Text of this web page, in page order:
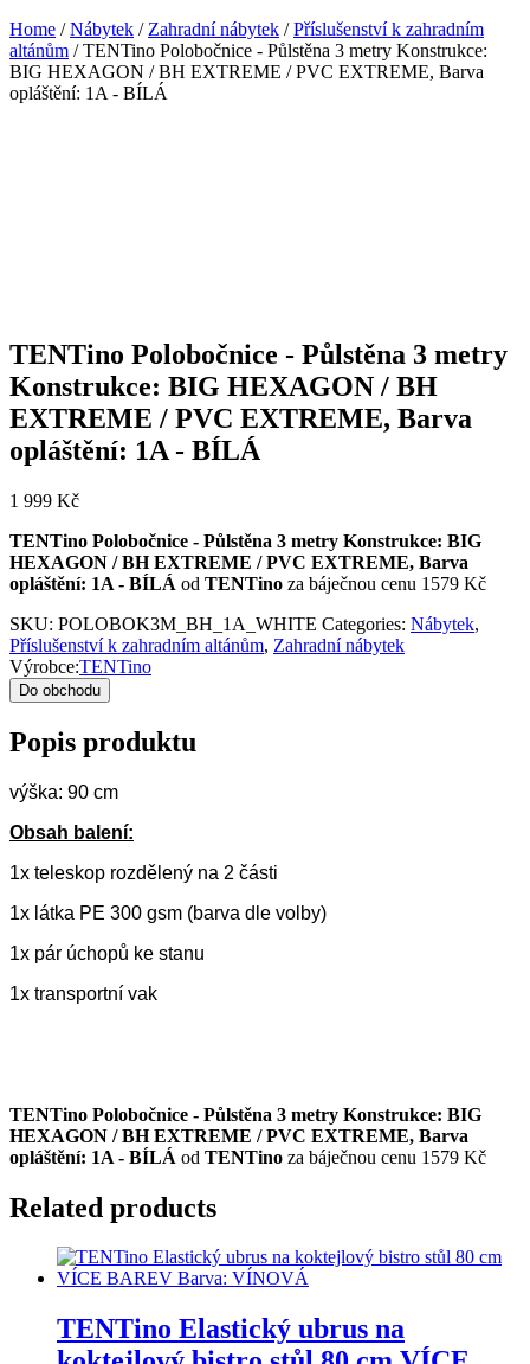
Home /Nábytek / Zahradní nábytek /Příslušenství k zahradním
altánům / TENTino Polobočnice - Půlstěna 3 metry Konstrukce:
BIG HEXAGON / BH EXTREME / PVC EXTREME, Barva
opláštění: 1A - BÍLÁ
TENTino Polobočnice - Půlstěna 3 metry
Konstrukce: BIG HEXAGON / BH
EXTREME / PVC EXTREME, Barva
opláštění: 1A - BÍLÁ
1 999 Kč
TENTino Polobočnice - Půlstěna 3 metry Konstrukce: BIG
HEXAGON / BH EXTREME / PVC EXTREME, Barva
opláštění: 1A - BÍLÁ od TENTino za báječnou cenu 1579 Kč
SKU: POLOBOK3M_BH_1A_WHITE Categories: Nábytek,
Příslušenství k zahradním altánům, Zahradní nábytek
Výrobce:TENTino
Do obchodu
Popis produktu
výška: 90 cm
Obsah balení:
1x teleskop rozdělený na 2 části
1x látka PE 300 gsm (barva dle volby)
1x pár úchopů ke stanu
1x transportní vak
TENTino Polobočnice - Půlstěna 3 metry Konstrukce: BIG
HEXAGON / BH EXTREME / PVC EXTREME, Barva
opláštění: 1A - BÍLÁ od TENTino za báječnou cenu 1579 Kč
Related products
TENTino Elastický ubrus na